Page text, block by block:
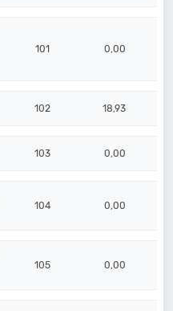
101 0,00
102 18,93
103 0,00
104 0,00
105 0,00